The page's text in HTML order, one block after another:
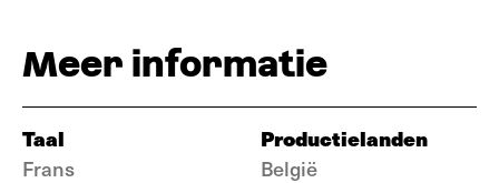
Meer informatie
Taal
Frans
Productielanden
België